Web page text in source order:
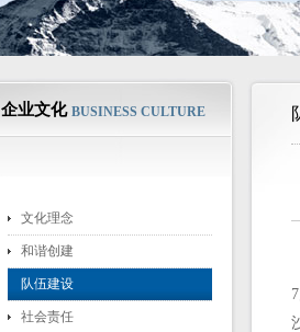
企业文化 BUSINESS CULTURE
文化理念
和谐创建
队伍建设
社会责任